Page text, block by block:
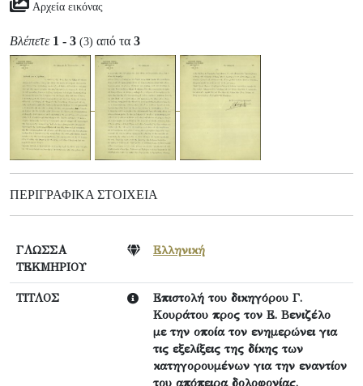
Αρχεία εικόνας
Βλέπετε 1 - 3 (3) από τα 3
ΠΕΡΙΓΡΑΦΙΚΆ ΣΤΟΙΧΕΊΑ
ΓΛΩΣΣΑ
ΤΕΚΜΗΡΙΟΥ
Ελληνική
ΤΙΤΛΟΣ
Επιστολή του δικηγόρου Γ.
Κουράτου προς τον Ε. Βενιζέλο
με την οποία τον ενημερώνει για
τις εξελίξεις της δίκης των
κατηγορουμένων για την εναντίον
του απόπειρα δολοφονίας.